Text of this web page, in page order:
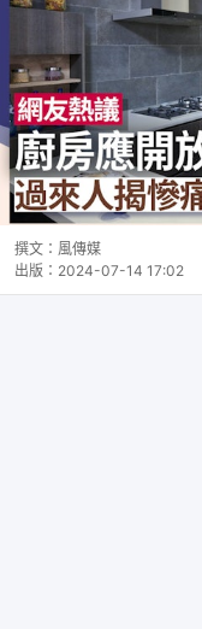
撰文： 風傳媒
出版： 2024-07-14 17:02